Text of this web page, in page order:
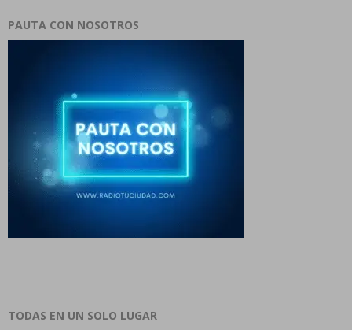
PAUTA CON NOSOTROS
TODAS EN UN SOLO LUGAR